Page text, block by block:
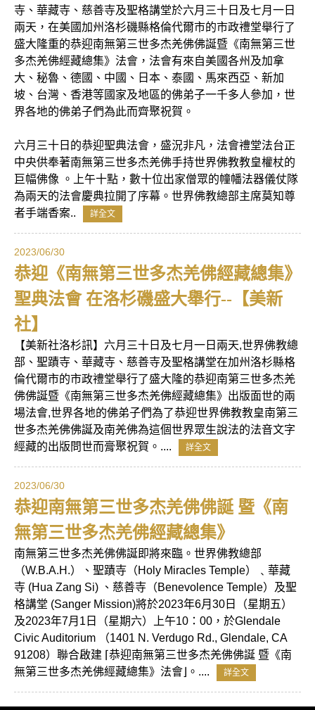
寺、華藏寺、慈善寺及聖格講堂於六月三十日及七月一日
兩天，在美國加州洛杉磯縣格倫代爾市的市政禮堂舉行了
盛大隆重的恭迎南無第三世多杰羌佛佛誕暨《南無第三世
多杰羌佛經藏總集》法會，法會有來自美國各州及加拿
大、秘魯、德國、中國、日本、泰國、馬來西亞、新加
坡、台灣、香港等國家及地區的佛弟子一千多人參加，世
界各地的佛弟子們為此而齊聚祝賀。
六月三十日的恭迎聖典法會，盛況非凡，法會禮堂法台正
中央供奉著南無第三世多杰羌佛手持世界佛教教皇權杖的
巨幅佛像 。上午十點，數十位出家僧眾的幢幡法器儀仗隊
為兩天的法會慶典拉開了序幕。世界佛教總部主席莫知尊
者手端香案..
詳全文
2023/06/30
恭迎《南無第三世多杰羌佛經藏總集》
聖典法會 在洛杉磯盛大舉行--【美新
社】
【美新社洛杉訊】六月三十日及七月一日兩天,世界佛教總
部、聖蹟寺、華藏寺、慈善寺及聖格講堂在加州洛杉縣格
倫代爾市的市政禮堂舉行了盛大隆的恭迎南第三世多杰羌
佛佛誕暨《南無第三世多杰羌佛經藏總集》出版面世的兩
場法會,世界各地的佛弟子們為了恭迎世界佛教教皇南第三
世多杰羌佛佛誕及南羌佛為這個世界眾生說法的法音文字
經藏的出版問世而膏聚祝賀。....
詳全文
2023/06/30
恭迎南無第三世多杰羌佛佛誕 暨《南
無第三世多杰羌佛經藏總集》
南無第三世多杰羌佛佛誕即將來臨。世界佛教總部
（W.B.A.H.）、聖蹟寺（Holy Miracles Temple）﹑華藏
寺 (Hua Zang Si) 、慈善寺（Benevolence Temple）及聖
格講堂 (Sanger Mission)將於2023年6月30日（星期五）
及2023年7月1日（星期六）上午10：00，於Glendale
Civic Auditorium （1401 N. Verdugo Rd., Glendale, CA
91208）聯合啟建 ⌈恭迎南無第三世多杰羌佛佛誕 暨《南
無第三世多杰羌佛經藏總集》法會⌋。....
詳全文